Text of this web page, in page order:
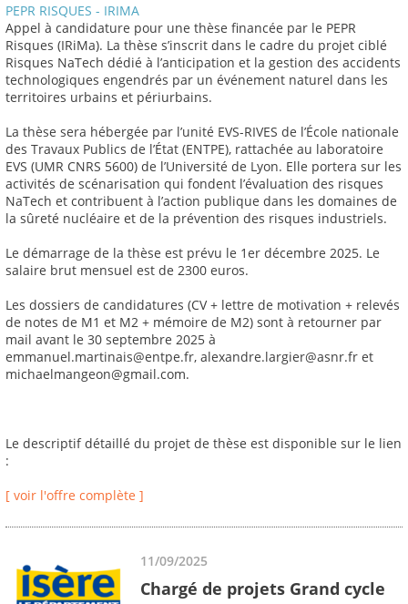
PEPR RISQUES - IRIMA
Appel à candidature pour une thèse financée par le PEPR
Risques (IRiMa). La thèse s’inscrit dans le cadre du projet ciblé
Risques NaTech dédié à l’anticipation et la gestion des accidents
technologiques engendrés par un événement naturel dans les
territoires urbains et périurbains.
La thèse sera hébergée par l’unité EVS-RIVES de l’École nationale
des Travaux Publics de l’État (ENTPE), rattachée au laboratoire
EVS (UMR CNRS 5600) de l’Université de Lyon. Elle portera sur les
activités de scénarisation qui fondent l’évaluation des risques
NaTech et contribuent à l’action publique dans les domaines de
la sûreté nucléaire et de la prévention des risques industriels.
Le démarrage de la thèse est prévu le 1er décembre 2025. Le
salaire brut mensuel est de 2300 euros.
Les dossiers de candidatures (CV + lettre de motivation + relevés
de notes de M1 et M2 + mémoire de M2) sont à retourner par
mail avant le 30 septembre 2025 à
emmanuel.martinais@entpe.fr, alexandre.largier@asnr.fr et
michaelmangeon@gmail.com.
Le descriptif détaillé du projet de thèse est disponible sur le lien
:
[ voir l'offre complète ]
11/09/2025
Chargé de projets Grand cycle